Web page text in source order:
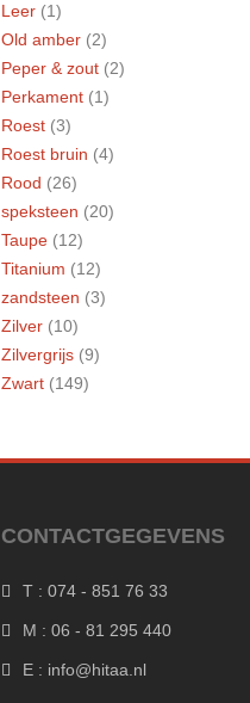
Leer (1)
Old amber (2)
Peper & zout (2)
Perkament (1)
Roest (3)
Roest bruin (4)
Rood (26)
speksteen (20)
Taupe (12)
Titanium (12)
zandsteen (3)
Zilver (10)
Zilvergrijs (9)
Zwart (149)
CONTACTGEGEVENS
T : 074 - 851 76 33
M : 06 - 81 295 440
E : info@hitaa.nl